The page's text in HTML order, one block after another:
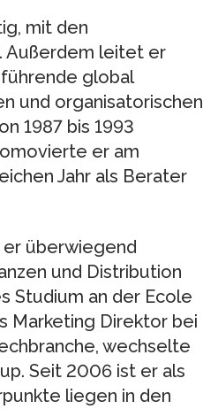
mit den
Außerdem leitet er
global
und organisatorischen
1987 bis 1993
er am
Jahr als Berater
er überwiegend
und Distribution
Studium an der Ecole
Marketing Direktor bei
wechselte
Seit 2006 ist er als
liegen in den